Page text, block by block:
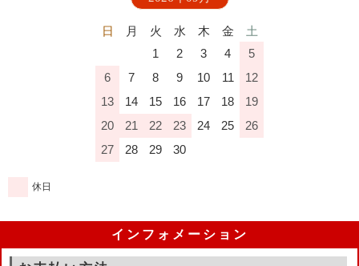
日 月 火 水 木 金
土
1
2 3 4
5
6
7 8 9 10 11
12
13
14 15 16 17 18
19
20
21 22 23 24 25
26
27
28 29 30
休日
インフォメーション